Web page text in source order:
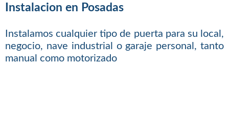
Instalacion en Posadas
Instalamos cualquier tipo de puerta para su local,
negocio, nave industrial o garaje personal, tanto
manual como motorizado